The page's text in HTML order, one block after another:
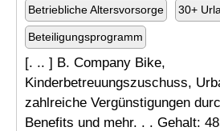
Betriebliche Altersvorsorge 30+
Beteiligungsprogramm
[. .. ] B. Company Bike,
Kinderbetreuungszuschuss,
zahlreiche Vergünstigungen
Benefits und mehr. . . Gehalt: